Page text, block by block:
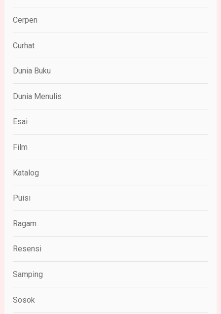
Cerpen
Curhat
Dunia Buku
Dunia Menulis
Esai
Film
Katalog
Puisi
Ragam
Resensi
Samping
Sosok